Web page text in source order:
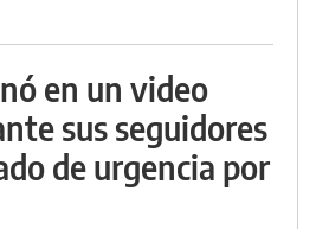
en un video
sus seguidores
de urgencia por